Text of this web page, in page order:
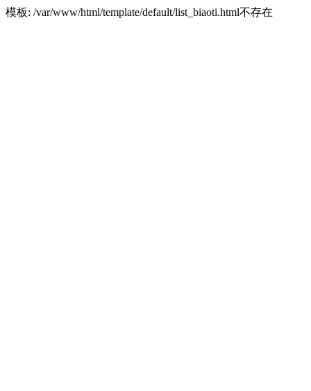
模板: /var/www/html/template/default/list_biaoti.html不存在